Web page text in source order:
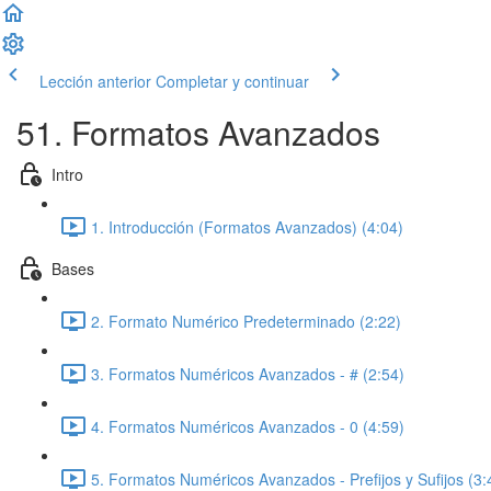
Lección anterior Completar y continuar
51. Formatos Avanzados
Intro
1. Introducción (Formatos Avanzados) (4:04)
Bases
2. Formato Numérico Predeterminado (2:22)
3. Formatos Numéricos Avanzados - # (2:54)
4. Formatos Numéricos Avanzados - 0 (4:59)
5. Formatos Numéricos Avanzados - Prefijos y Sufijos